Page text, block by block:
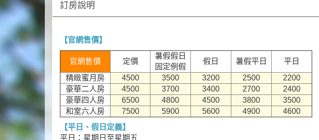
訂房說明
【官網售價】
官網售價 定價
暑假假日
固定例假
假日 暑假平日
平日
精緻蜜月房
4500 3500 3200 2500
2200
豪華二人房
4500 3700 3400 2700
2400
豪華四人房
6500 4800 4500 3800
3500
和室六人房
7500 5900 5600 4900
4600
【平日、假日定義】
平日：星期日至星期五